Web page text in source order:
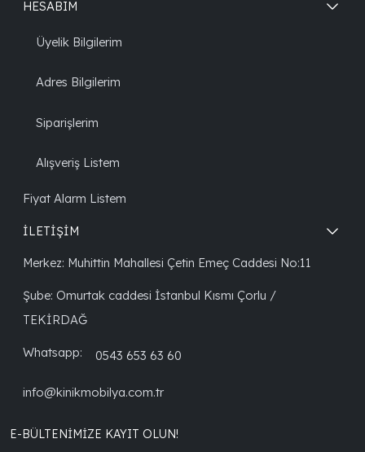
HESABIM
Üyelik Bilgilerim
Adres Bilgilerim
Siparişlerim
Alışveriş Listem
Fiyat Alarm Listem
İLETİŞİM
Merkez: Muhittin Mahallesi Çetin Emeç Caddesi No:11
Şube: Omurtak caddesi İstanbul Kısmı Çorlu /
TEKİRDAĞ
Whatsapp: 0543 653 63 60
info@kinikmobilya.com.tr
E-BÜLTENIMIZE KAYIT OLUN!